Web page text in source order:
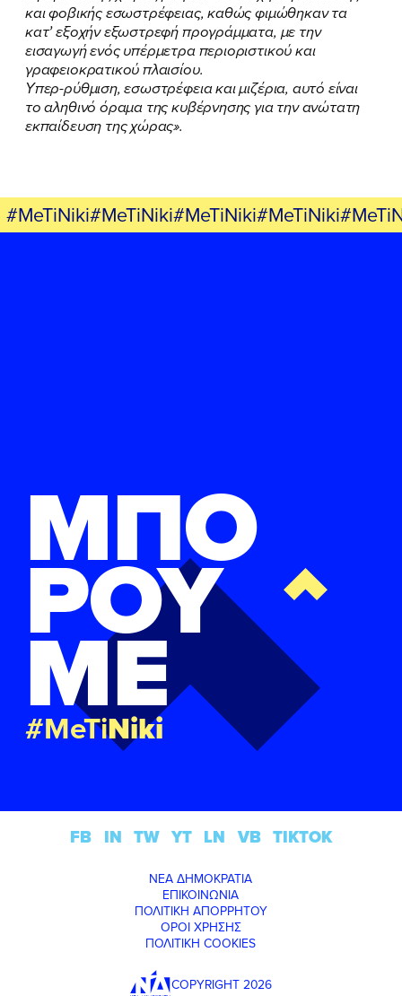
ΕΛΑ ΚΙ ΕΣΥ
FB IN TW YT
και φοβικής εσωστρέφειας, καθώς φιμώθηκαν τα
κατ’ εξοχήν εξωστρεφή προγράμματα, με την
εισαγωγή ενός υπέρμετρα περιοριστικού και
γραφειοκρατικού πλαισίου.
Υπερ-ρύθμιση, εσωστρέφεια και μιζέρια, αυτό είναι
το αληθινό όραμα της κυβέρνησης για την ανώτατη
εκπαίδευση της χώρας».
ΜΠΟ
ΡΟΥ
ΜΕ
#MeTiNiki
COPYRIGHT 2026
ΝΕΑ ΔΗΜΟΚΡΑΤΙΑ
ΕΠΙΚΟΙΝΩΝΙΑ
ΠΟΛΙΤΙΚΗ ΑΠΟΡΡΗΤΟΥ
ΟΡΟΙ ΧΡΗΣΗΣ
ΠΟΛΙΤΙΚΗ COOKIES
FB IN TW YT LN VB TIKTOK